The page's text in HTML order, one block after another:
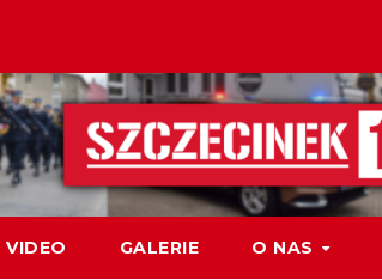
VIDEO GALERIE O NAS